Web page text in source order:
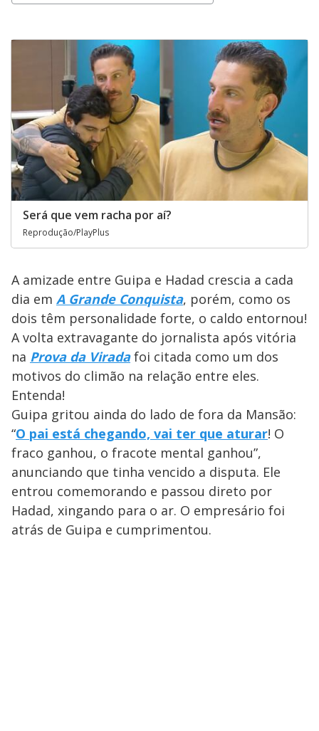
Será que vem racha por aí?
Reprodução/PlayPlus
A amizade entre Guipa e Hadad crescia a cada
dia em A Grande Conquista, porém, como os
dois têm personalidade forte, o caldo entornou!
A volta extravagante do jornalista após vitória
na Prova da Viradafoi citada como um dos
motivos do climão na relação entre eles.
Entenda!
Guipa gritou ainda do lado de fora da Mansão:
“O pai está chegando, vai ter que aturar! O
fraco ganhou, o fracote mental ganhou”,
anunciando que tinha vencido a disputa. Ele
entrou comemorando e passou direto por
Hadad, xingando para o ar. O empresário foi
atrás de Guipa e cumprimentou.